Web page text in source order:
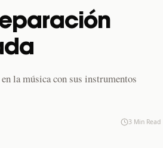
la música con sus instrumentos
3 Min Read